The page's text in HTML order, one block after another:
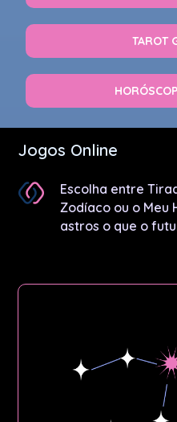
TAROT
Jogos Online
Escolha entre
Zodíaco ou o Meu
astros o que o